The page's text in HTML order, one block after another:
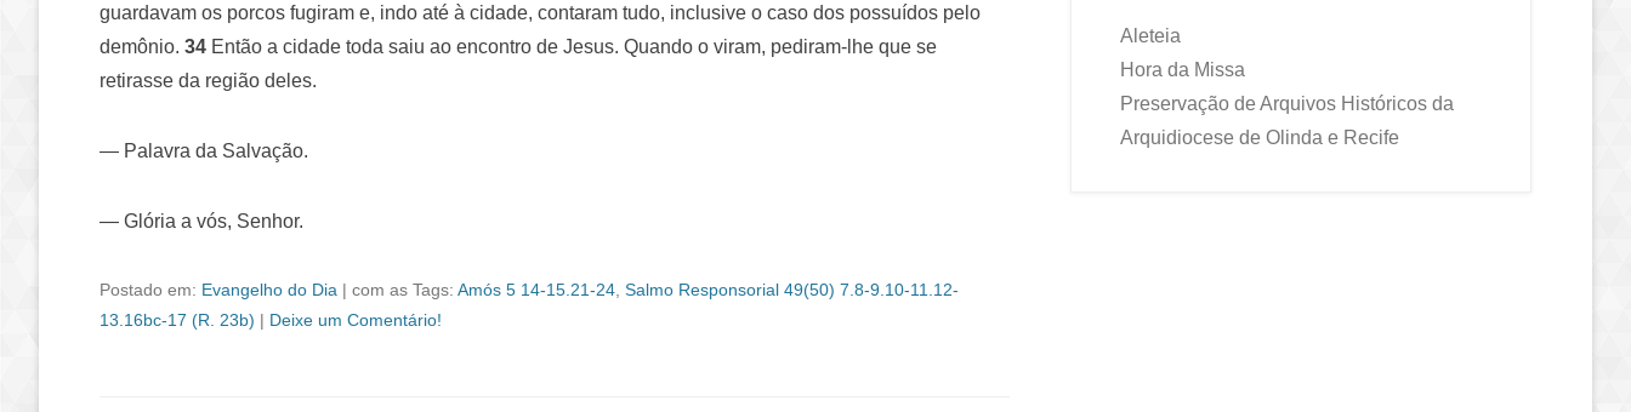
guardavam os porcos fugiram e, indo até à cidade, contaram tudo, inclusive o caso dos possuídos pelo
demônio. 34 Então a cidade toda saiu ao encontro de Jesus. Quando o viram, pediram-lhe que se
retirasse da região deles.
— Palavra da Salvação.
— Glória a vós, Senhor.
Postado em: Evangelho do Dia | com as Tags: Amós 5 14-15.21-24 Salmo Responsorial 49(50) 7.8-9.10-11.12-
13.16bc-17 (R. 23b) | Deixe um Comentário!
Aleteia
Hora da Missa
Preservação de Arquivos Históricos da
Arquidiocese de Olinda e Recife